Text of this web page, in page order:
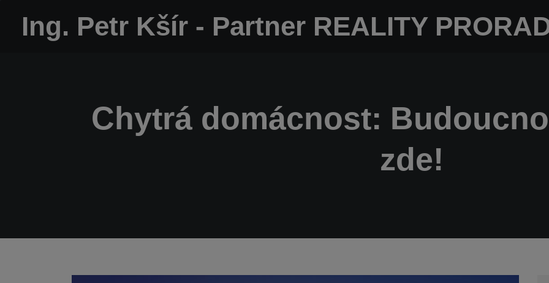
Ing. Petr Kšír - Partner REALITY
Chytrá domácnost:
zde!